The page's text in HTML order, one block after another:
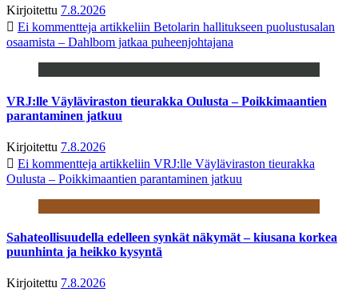
Kirjoitettu 7.8.2026
Ei kommentteja artikkeliin Betolarin hallitukseen puolustusalan
osaamista – Dahlbom jatkaa puheenjohtajana
VRJ:lle Väyläviraston tieurakka Oulusta – Poikkimaantien
parantaminen jatkuu
Kirjoitettu 7.8.2026
Ei kommentteja artikkeliin VRJ:lle Väyläviraston tieurakka
Oulusta – Poikkimaantien parantaminen jatkuu
Sahateollisuudella edelleen synkät näkymät – kiusana korkea
puunhinta ja heikko kysyntä
Kirjoitettu 7.8.2026